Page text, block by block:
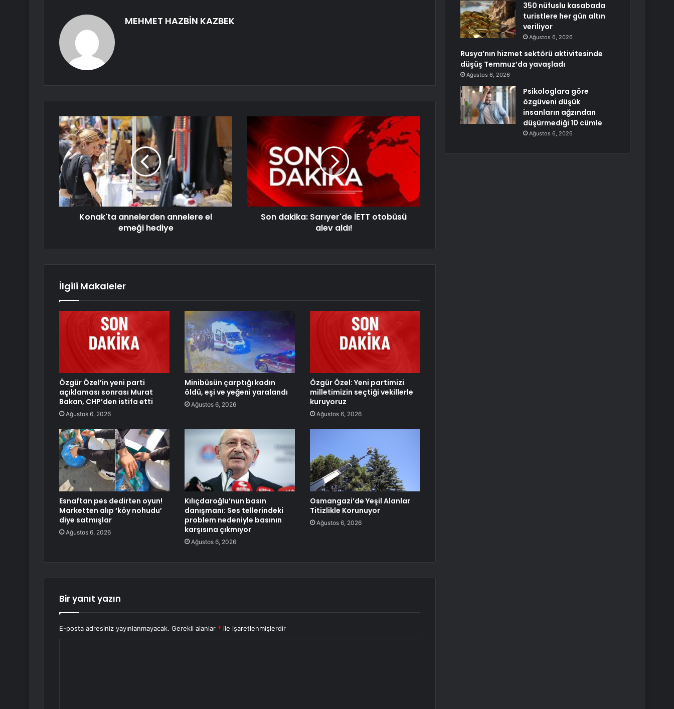
MEHMET HAZBİN KAZBEK
Konak'ta annelerden annelere el
emeği hediye
Son dakika: Sarıyer'de İETT otobüsü
alev aldı!
İlgili Makaleler
Özgür Özel’in yeni parti
açıklaması sonrası Murat
Bakan, CHP’den istifa etti
Ağustos 6, 2026
Minibüsün çarptığı kadın
öldü, eşi ve yeğeni yaralandı
Ağustos 6, 2026
Özgür Özel: Yeni partimizi
milletimizin seçtiği vekillerle
kuruyoruz
Ağustos 6, 2026
Esnaftan pes dedirten oyun!
Marketten alıp ‘köy nohudu’
diye satmışlar
Ağustos 6, 2026
Kılıçdaroğlu’nun basın
danışmanı: Ses tellerindeki
problem nedeniyle basının
karşısına çıkmıyor
Ağustos 6, 2026
Osmangazi’de Yeşil Alanlar
Titizlikle Korunuyor
Ağustos 6, 2026
Bir yanıt yazın
E-posta adresiniz yayınlanmayacak. Gerekli alanlar * ile işaretlenmişlerdir
350 nüfuslu kasabada
turistlere her gün altın
veriliyor
Ağustos 6, 2026
Rusya’nın hizmet sektörü aktivitesinde
düşüş Temmuz’da yavaşladı
Ağustos 6, 2026
Psikologlara göre
özgüveni düşük
insanların ağzından
düşürmediği 10 cümle
Ağustos 6, 2026